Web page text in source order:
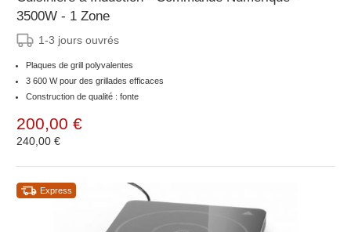
3500W - 1 Zone
1-3 jours ouvrés
Plaques de grill polyvalentes
3 600 W pour des grillades efficaces
Construction de qualité : fonte
200,00 €
240,00 €
Express